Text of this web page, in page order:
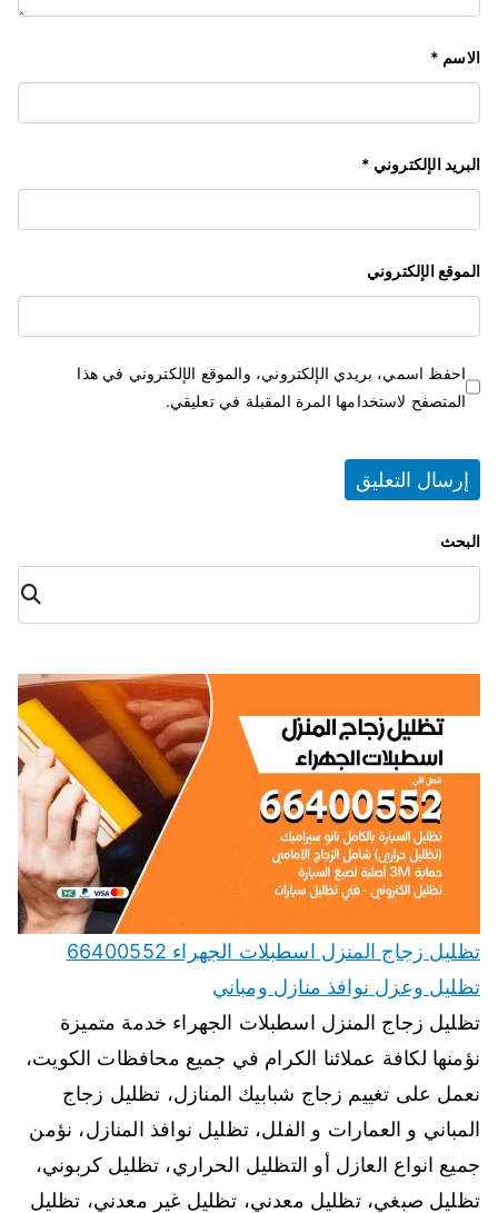
الاسم *
البريد الإلكتروني *
الموقع الإلكتروني
احفظ اسمي، بريدي الإلكتروني، والموقع الإلكتروني في هذا
المتصفح لاستخدامها المرة المقبلة في تعليقي.
البحث
البح
ث
تظليل زجاج المنزل اسطبلات الجهراء 66400552
تظليل وعزل نوافذ منازل ومباني
تظليل زجاج المنزل اسطبلات الجهراء خدمة متميزة
نؤمنها لكافة عملائنا الكرام في جميع محافظات الكويت،
نعمل على تغييم زجاج شبابيك المنازل، تظليل زجاج
المباني و العمارات و الفلل، تظليل نوافذ المنازل، نؤمن
جميع انواع العازل أو التظليل الحراري، تظليل كربوني،
تظليل صبغي، تظليل معدني، تظليل غير معدني، تظليل